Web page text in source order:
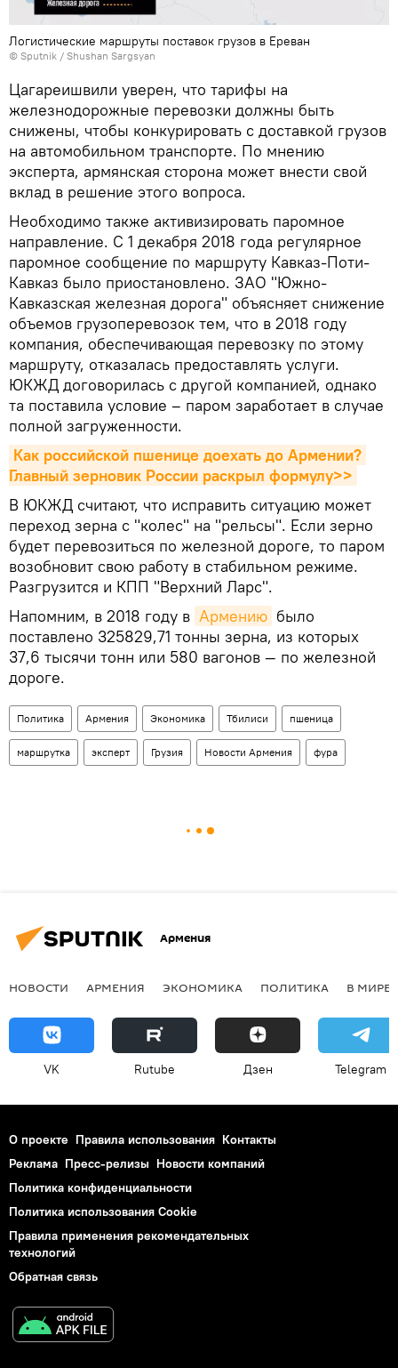
Логистические маршруты поставок грузов в Ереван
© Sputnik / Shushan Sargsyan
Цагареишвили уверен, что тарифы на
железнодорожные перевозки должны быть
снижены, чтобы конкурировать с доставкой грузов
на автомобильном транспорте. По мнению
эксперта, армянская сторона может внести свой
вклад в решение этого вопроса.
Необходимо также активизировать паромное
направление. С 1 декабря 2018 года регулярное
паромное сообщение по маршруту Кавказ-Поти-
Кавказ было приостановлено. ЗАО "Южно-
Кавказская железная дорога" объясняет снижение
объемов грузоперевозок тем, что в 2018 году
компания, обеспечивающая перевозку по этому
маршруту, отказалась предоставлять услуги.
ЮКЖД договорилась с другой компанией, однако
та поставила условие – паром заработает в случае
полной загруженности.
Как российской пшенице доехать до Армении?
Главный зерновик России раскрыл формулу>>
В ЮКЖД считают, что исправить ситуацию может
переход зерна с "колес" на "рельсы". Если зерно
будет перевозиться по железной дороге, то паром
возобновит свою работу в стабильном режиме.
Разгрузится и КПП "Верхний Ларс".
Напомним, в 2018 году в Армению было
поставлено 325829,71 тонны зерна, из которых
37,6 тысячи тонн или 580 вагонов — по железной
дороге.
Политика Армения Экономика Тбилиси пшеница
маршрутка эксперт Грузия Новости Армения фура
Армения
НОВОСТИ АРМЕНИЯ ЭКОНОМИКА ПОЛИТИКА В МИРЕ
VK Rutube Дзен Telegram
О проекте Правила использования Контакты
Реклама Пресс-релизы Новости компаний
Политика конфиденциальности
Политика использования Cookie
Правила применения рекомендательных
технологий
Обратная связь